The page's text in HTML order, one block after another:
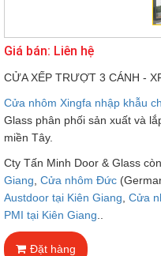
Giá bán: Liên hệ
CỬA XẾP TRƯỢT 3 CÁNH -
Cửa nhôm Xingfa nhập khẫu
Glass phân phối sản xuất và
miền Tây.
Cty Tấn Minh Door & Glass
Giang Cửa nhôm Đức
Austdoor tại Kiên Giang Cửa
PMI tại Kiên Giang
Đặt hàng